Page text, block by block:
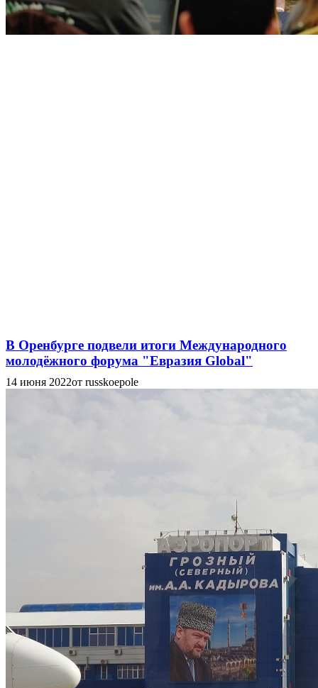
В Оренбурге подвели итоги Международного
молодёжного форума "Евразия Global"
14 июня 2022от russkoepole